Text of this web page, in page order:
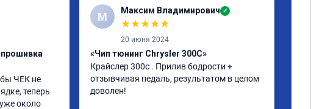
ЧЕК не
теперь
около
М Максим Владимирович ✓
★★★★★
20 июня 2024
«Чип тюнинг Chrysler 300C»
Крайслер 300с . Прилив бодрости +
отзывчивая педаль, результатом в целом
доволен!